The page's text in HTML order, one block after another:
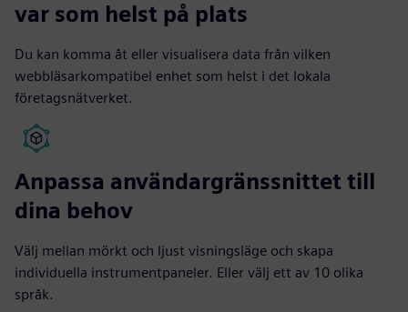
var som helst på plats
Du kan komma åt eller visualisera data från vilken
webbläsarkompatibel enhet som helst i det lokala
företagsnätverket.
Anpassa användargränssnittet till
dina behov
Välj mellan mörkt och ljust visningsläge och skapa
individuella instrumentpaneler. Eller välj ett av 10 olika
språk.